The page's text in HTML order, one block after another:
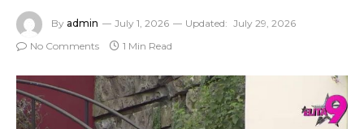
By admin July 1, 2026 Updated: July 29, 2026
No Comments
1 Min Read